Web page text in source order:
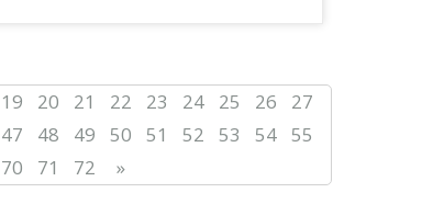
19 20 21 22 23 24 25 26
27
47 48 49 50 51 52 53 54 55
70 71 72 »